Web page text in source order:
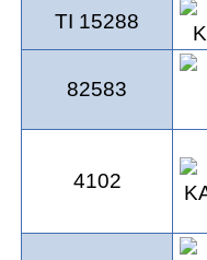
TI 15288
82583
4102